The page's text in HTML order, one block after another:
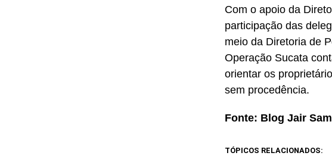
Com o apoio da
participação das
meio da Diretoria de
Operação Sucata
orientar os
sem procedência.
Fonte: Blog Jair
TÓPICOS RELACIONADOS: